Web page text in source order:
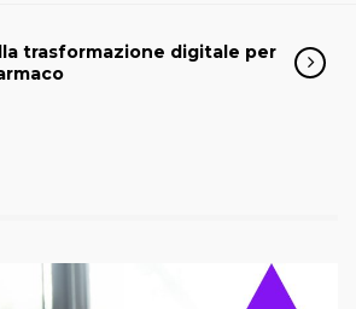
trasformazione digitale per